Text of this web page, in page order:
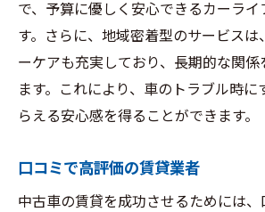
で、予算に優しく安心できるカーライ
す。さらに、地域密着型のサービスは
ーケアも充実しており、長期的な関係
ます。これにより、車のトラブル時に
らえる安心感を得ることができます。
口コミで高評価の賃貸業者
中古車の賃貸を成功させるためには、